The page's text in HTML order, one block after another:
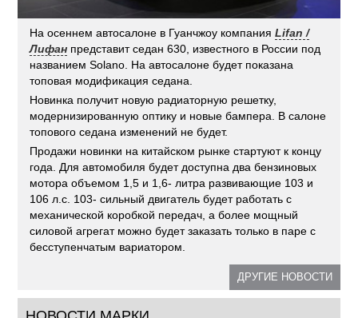
На осеннем автосалоне в Гуанчжоу компанияLifan /
Лифан представит седан 630, известного в России под
названием Solano. На автосалоне будет показана
топовая модификация седана.
Новинка получит новую радиаторную решетку,
модернизированную оптику и новые бампера. В салоне
топового седана изменений не будет.
Продажи новинки на китайском рынке стартуют к концу
года. Для автомобиля будет доступна два бензиновых
мотора объемом 1,5 и 1,6- литра развивающие 103 и
106 л.с. 103- сильный двигатель будет работать с
механической коробкой передач, а более мощный
силовой агрегат можно будет заказать только в паре с
бесступенчатым вариатором.
ДРУГИЕ НОВОСТИ